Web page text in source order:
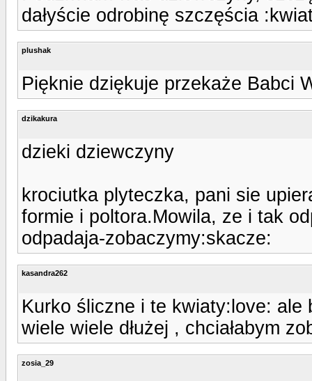
dałyście odrobinę szczęścia
plushak
Pięknie dziękuje przekaże Babci
dzikakura
dzieki dziewczyny
krociutka plyteczka, pani sie
formie i poltora.Mowila, ze i tak
odpadaja-zobaczymy:skacze:
kasandra262
Kurko śliczne i te kwiaty:love: ale
wiele wiele dłużej , chciałabym
zosia_29